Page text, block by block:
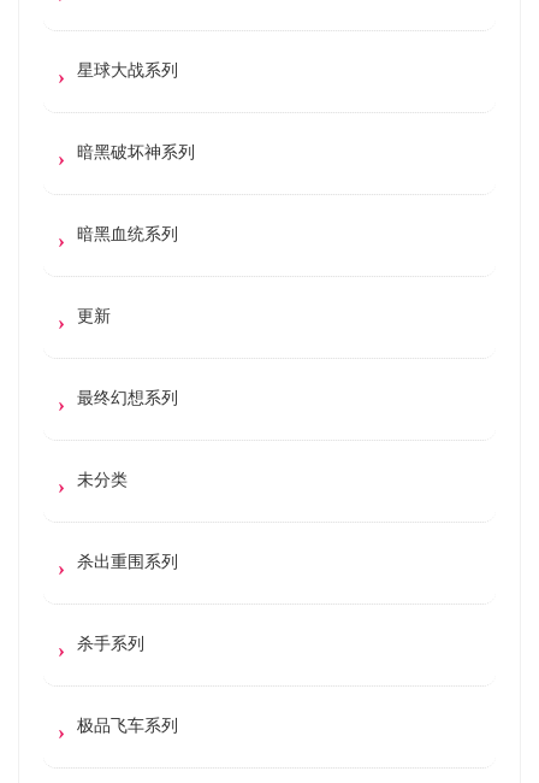
星球大战系列
暗黑破坏神系列
暗黑血统系列
更新
最终幻想系列
未分类
杀出重围系列
杀手系列
极品飞车系列